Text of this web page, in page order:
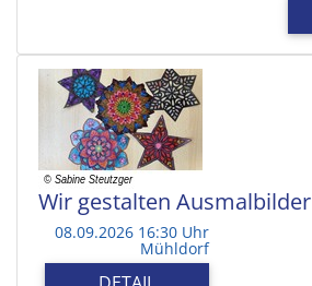
Wir gestalten Ausmalbilder
08.09.2026 16:30 Uhr
Mühldorf